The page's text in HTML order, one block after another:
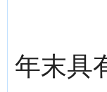
年末具